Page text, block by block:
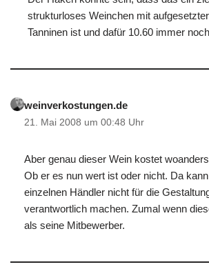
strukturloses Weinchen mit
Tanninen ist und dafür 10.60 immer
weinverkostungen.de
21. Mai 2008 um 00:48 Uhr
Aber genau dieser Wein kostet
Ob er es nun wert ist oder nicht. Da
einzelnen Händler nicht für die
verantwortlich machen. Zumal wenn
als seine Mitbewerber.